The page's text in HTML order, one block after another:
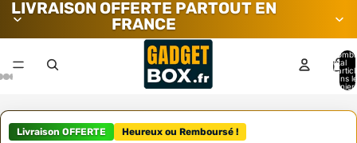
LIVRAISON OFFERTE PARTOUT EN
FRANCE
total
dans le
Livraison OFFERTE Heureux ou Remboursé !